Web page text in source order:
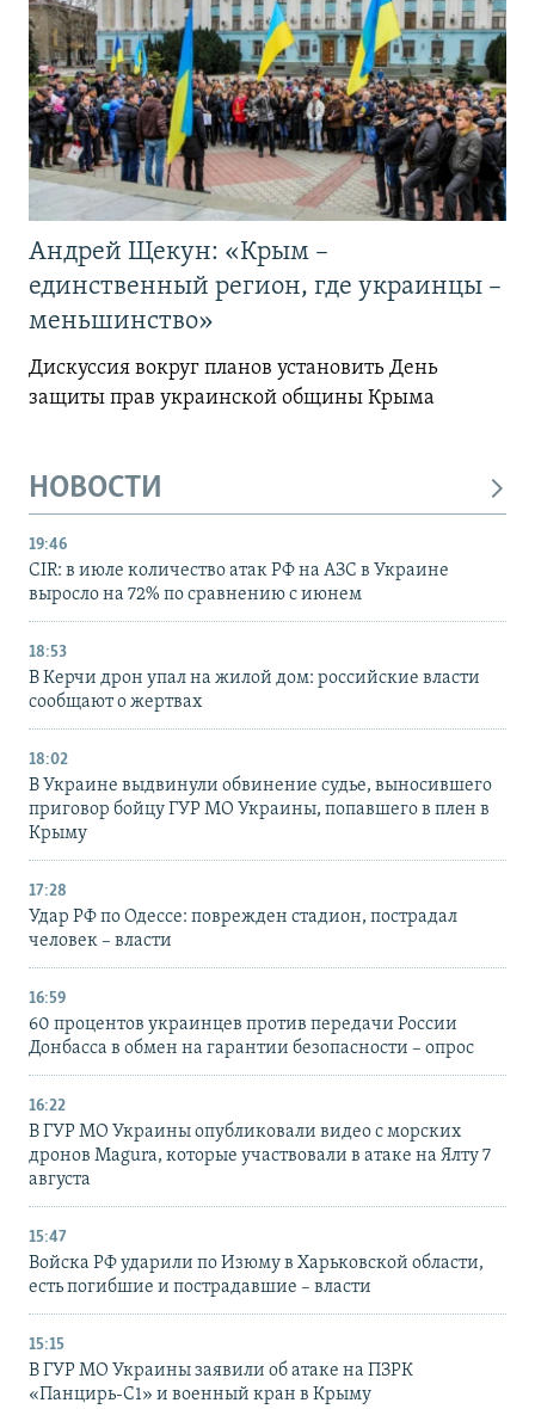
Андрей Щекун: «Крым –
единственный регион, где украинцы –
меньшинство»
Дискуссия вокруг планов установить День
защиты прав украинской общины Крыма
НОВОСТИ
19:46
CIR: в июле количество атак РФ на АЗС в Украине
выросло на 72% по сравнению с июнем
18:53
В Керчи дрон упал на жилой дом: российские власти
сообщают о жертвах
18:02
В Украине выдвинули обвинение судье, выносившего
приговор бойцу ГУР МО Украины, попавшего в плен в
Крыму
17:28
Удар РФ по Одессе: поврежден стадион, пострадал
человек – власти
16:59
60 процентов украинцев против передачи России
Донбасса в обмен на гарантии безопасности – опрос
16:22
В ГУР МО Украины опубликовали видео с морских
дронов Magura, которые участвовали в атаке на Ялту 7
августа
15:47
Войска РФ ударили по Изюму в Харьковской области,
есть погибшие и пострадавшие – власти
15:15
В ГУР МО Украины заявили об атаке на ПЗРК
«Панцирь-С1» и военный кран в Крыму